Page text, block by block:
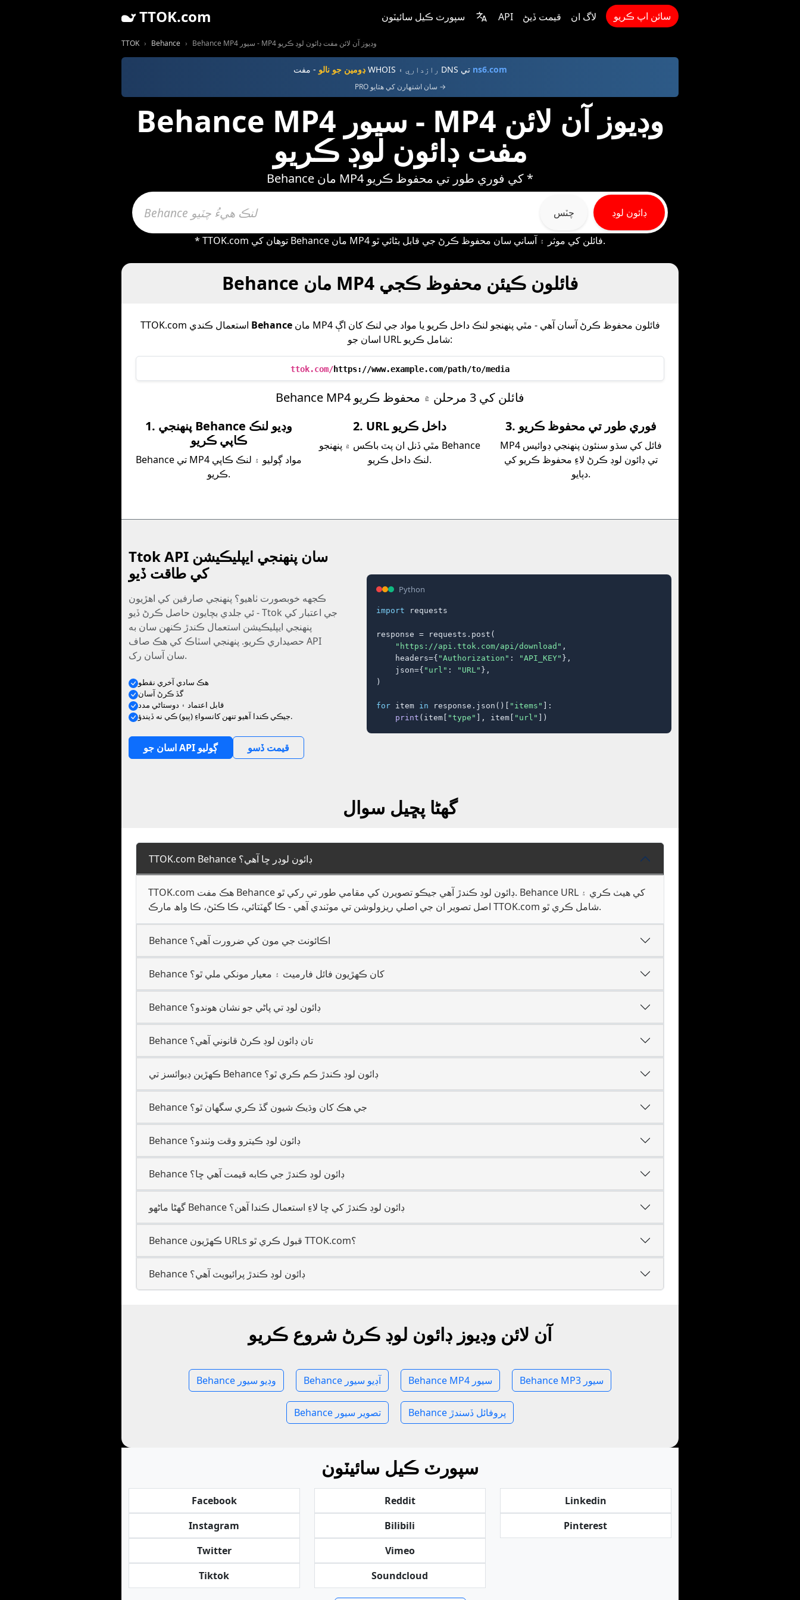
TTOK.com سپورٽ ڪيل سائيٽون API قيمت ڏيڻ لاگ ان سائن اپ ڪريو
TTOK Behance Behance MP4 سيور - MP4 وڊيوز آن لائن مفت ڊائون لوڊ ڪريو
ڊومين جو نالو - مفت WHOIS رازداري ۽ DNS تي ns6.com
PRO سان اشتهارن کي هٽايو →
Behance MP4 سيور - MP4 وڊيوز آن لائن
مفت ڊائون لوڊ ڪريو
Behance مان MP4 کي فوري طور تي محفوظ ڪريو *
چٽس ڊائون لوڊ
* TTOK.com توهان کي Behance مان MP4 فائلن کي موثر ۽ آساني سان محفوظ ڪرڻ جي قابل بڻائي ٿو.
Behance مان MP4 فائلون ڪيئن محفوظ ڪجي
Behanceمان MP4 فائلون محفوظ ڪرڻ آسان آهي - مٿي پنهنجو لنڪ داخل ڪريو يا مواد جي لنڪ کان اڳ
اسان جو URL شامل ڪريو:
ttok.com/https://www.example.com/path/to/media
Behance MP4 فائلن کي 3 مرحلن ۾ محفوظ ڪريو
1. پنھنجي Behance وڊيو لنڪ
ڪاپي ڪريو
Behance تي MP4 مواد ڳوليو ۽ لنڪ ڪاپي
ڪريو.
2. URL داخل ڪريو
مٿي ڏنل ان پٽ باڪس ۾ پنهنجو Behance
لنڪ داخل ڪريو.
3. فوري طور تي محفوظ ڪريو
MP4 فائل کي سڌو سنئون پنهنجي ڊوائيس
تي ڊائون لوڊ ڪرڻ لاءِ محفوظ ڪريو کي
دٻايو.
Ttok API سان پنھنجي ايپليڪيشن
کي طاقت ڏيو
ڪجھه خوبصورت ٺاھيو؟ پنھنجي صارفين کي اھڙيون
ئي جلدي بچايون حاصل ڪرڻ ڏيو - Ttok جي اعتبار کي
پنھنجي ايپليڪيشن استعمال ڪندڙ ڪنهن سان به
حصيداري ڪريو. پنھنجي اسٽاڪ کي ھڪ صاف API
سان آسان رک.
ھڪ سادي آخري نقطو
گڏ ڪرڻ آسان
قابل اعتماد ۽ دوستاڻي مدد
جيڪي ڪندا آھيو تنھن کانسواءِ (ٻيو) ڪي نه ڏيندؤ.
اسان جو API ڳوليو قيمت ڏسو
Python
import requests
response = requests.post(
"https://api.ttok.com/api/download" ,
    headers={
"Authorization" : "API_KEY" },
    json={
"url" : "URL" },
)
for item in response.json()[ "items" ]:
print (item[ "type" ], item[ "url" ])
گھڻا پڇيل سوال
TTOK.com Behance ڊائون لوڊر ڇا آھي؟
TTOK.com هڪ مفت Behance ڊائون لوڊ ڪندڙ آهي جيڪو تصويرن کي مقامي طور تي رکي ٿو. Behance URL کي ھيٺ ڪري ۽
اصل تصوير ان جي اصلي ريزولوشن تي موٽندي آھي - ڪا گھٽتائي، ڪا ڪٽڻ، ڪا واھ مارڪ TTOK.com شامل ڪري ٿو.
Behance اڪائونٽ جي مون کي ضرورت آھي؟
Behance کان ڪھڙيون فائل فارميٽ ۽ معيار مونکي ملي ٿو؟
Behance ڊائون لوڊ تي پاڻي جو نشان هوندو؟
Behance تان ڊائون لوڊ ڪرڻ قانوني آهي؟
ڪھڙين ڊيوائسز تي Behance ڊائون لوڊ ڪندڙ ڪم ڪري ٿو؟
Behance جي هڪ کان وڌيڪ شيون گڏ ڪري سگهان ٿو؟
Behance ڊائون لوڊ ڪيترو وقت وٺندو؟
Behance ڊائون لوڊ ڪندڙ جي ڪابه قيمت آھي ڇا؟
گھڻا ماڻھو Behance ڊائون لوڊ ڪندڙ کي ڇا لاءِ استعمال ڪندا آھن؟
Behance ڪھڙيون URLs قبول ڪري ٿو TTOK.com؟
Behance ڊائون لوڊ ڪندڙ پرائيويٽ آھي؟
آن لائن وڊيوز ڊائون لوڊ ڪرڻ شروع ڪريو
Behance وڊيو سيور Behance آڊيو سيور Behance MP4 سيور Behance MP3 سيور
Behance تصوير سيور Behance پروفائل ڏسندڙ
سپورٽ ڪيل سائيٽون
Facebook
Instagram
Twitter
Tiktok
Reddit
Bilibili
Vimeo
Soundcloud
Linkedin
Pinterest